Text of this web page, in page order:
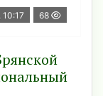
68